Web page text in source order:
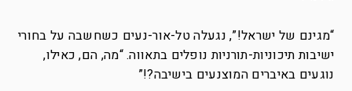
“מגינם של ישראל!”, נגעלה טל-אור-נעים כשחשבה על בחורי
ישיבות תיכוניות-תורניות נופלים בתאווה. “מה, הם, כאילו,
נוגעים באיברים המוצנעים בישיבה?!”